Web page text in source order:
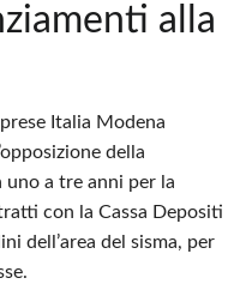
alla
Italia Modena
della
uno a tre anni per la
con la Cassa Depositi
dell’area del sisma, per